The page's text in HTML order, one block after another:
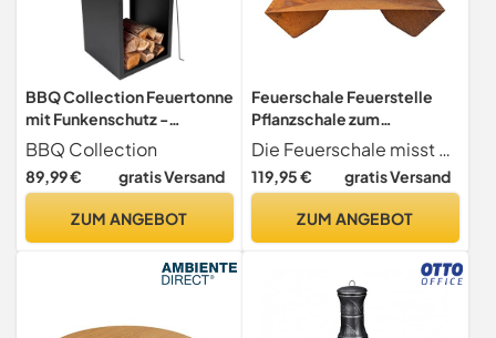
BBQ Collection Feuertonne
mit Funkenschutz -
Feuerkorb 39 x 39 x 85 cm -
Gartenkamin für Brennholz
- Terrassenofen mit
Brennholzlager - Deko
BBQ Collection
89,99 € gratis Versand
ZUM ANGEBOT
Feuerschale Feuerstelle
Pflanzschale zum
Befplanzen Quadratisch
Rechteckig Rost Edelrost
Rostige Gartendeko
cm
Die Feuerschale misst ca. 60 x 60 cm und ist somit für ein mittleres Feuer geeignet.
119,95 € gratis Versand
ZUM ANGEBOT